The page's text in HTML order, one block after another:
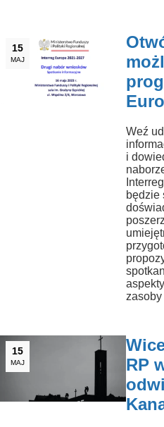
15
MAJ
Weź
i
będzie
15
MAJ
RP